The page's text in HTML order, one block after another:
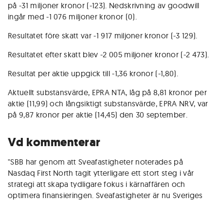
på -31 miljoner kronor (-123). Nedskrivning av goodwill
ingår med -1 076 miljoner kronor (0).
Resultatet före skatt var -1 917 miljoner kronor (-3 129).
Resultatet efter skatt blev -2 005 miljoner kronor (-2 473).
Resultat per aktie uppgick till -1,36 kronor (-1,80).
Aktuellt substansvärde, EPRA NTA, låg på 8,81 kronor per
aktie (11,99) och långsiktigt substansvärde, EPRA NRV, var
på 9,87 kronor per aktie (14,45) den 30 september.
Vd kommenterar
"SBB har genom att Sveafastigheter noterades på
Nasdaq First North tagit ytterligare ett stort steg i vår
strategi att skapa tydligare fokus i kärnaffären och
optimera finansieringen. Sveafastigheter är nu Sveriges